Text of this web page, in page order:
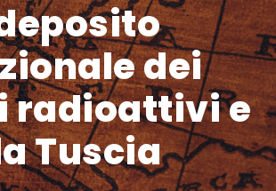
dei
radioattivi e
Tuscia